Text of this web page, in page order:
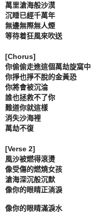
萬里滄海般沙漠
沉睡已經千萬年
無邊無際無人煙
等待着狂風來吹送
[Chorus]
你偷偷走進這個萬劫旋窩中
你掙也掙不脫的金黃恐
你將會被沉淪
誰也拯救不了你
難道你就這樣
消失沙海裡
萬劫不復
[Verse 2]
風沙被燃得滾燙
像受傷的燃燒女孩
滄海深沉般沉默
像你的眼睛正淌淚
像你的眼睛滿淚水